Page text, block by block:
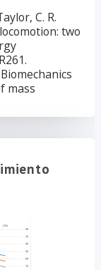
C. R.
two
mass